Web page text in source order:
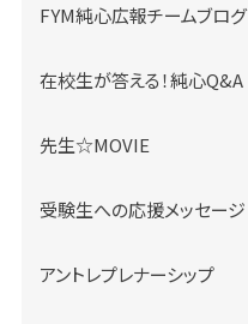
FYM純心広報チームブログ
在校生が答える！純心Q&A
先生☆MOVIE
受験生への応援メッセージ
アントレプレナーシップ